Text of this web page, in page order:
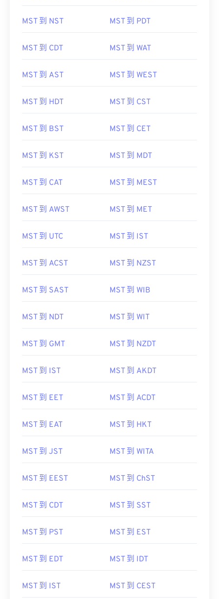
MST 到 NST MST 到 PDT
MST 到 CDT MST 到 WAT
MST 到 AST MST 到 WEST
MST 到 HDT MST 到 CST
MST 到 BST MST 到 CET
MST 到 KST MST 到 MDT
MST 到 CAT MST 到 MEST
MST 到 AWST MST 到 MET
MST 到 UTC MST 到 IST
MST 到 ACST MST 到 NZST
MST 到 SAST MST 到 WIB
MST 到 NDT MST 到 WIT
MST 到 GMT MST 到 NZDT
MST 到 IST MST 到 AKDT
MST 到 EET MST 到 ACDT
MST 到 EAT MST 到 HKT
MST 到 JST MST 到 WITA
MST 到 EEST MST 到 ChST
MST 到 CDT MST 到 SST
MST 到 PST MST 到 EST
MST 到 EDT MST 到 IDT
MST 到 IST MST 到 CEST